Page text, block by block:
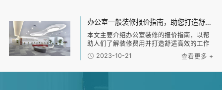
办公室一般装修报价指南，助您打造舒适高效的工作环境！
本文主要介绍办公室装修的报价指南，以帮
助人们了解装修费用并打造舒适高效的工作
环境。文章分为四个部分：首先是装修的基
本费用，包括设计费、施工费和材料费等；
2023-10-21 查看更多 +